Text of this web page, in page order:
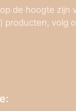
de hoogte zijn
producten, volg